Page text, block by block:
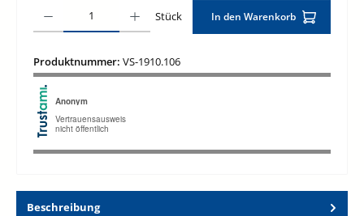
Stück In den Warenkorb
Produktnummer: VS-1910.106
Beschreibung